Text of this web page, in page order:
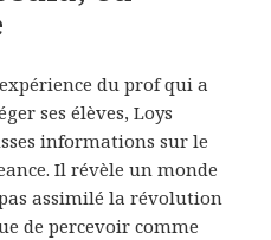
du prof qui a
ses élèves, Loys
informations sur le
Il révèle un monde
assimilé la révolution
de percevoir comme